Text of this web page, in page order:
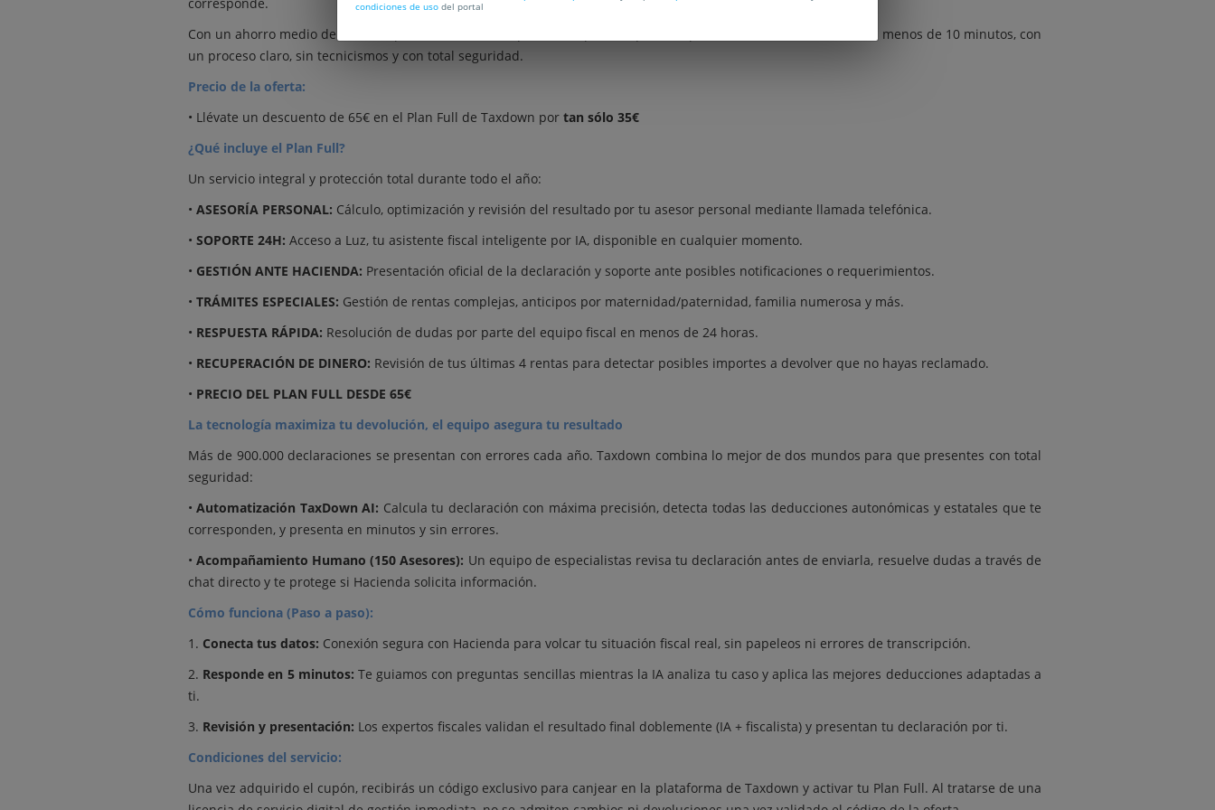
Con un ahorro medio de 350€ al aplicar deducciones que suelen pasarse por alto, podrás hacer tu declaración en menos de 10 minutos, con
un proceso claro, sin tecnicismos y con total seguridad.
Precio de la oferta:
• Llévate un descuento de 65€ en el Plan Full de Taxdown por tan sólo 35€
¿Qué incluye el Plan Full?
Un servicio integral y protección total durante todo el año:
• ASESORÍA PERSONAL: Cálculo, optimización y revisión del resultado por tu asesor personal mediante llamada telefónica.
• SOPORTE 24H: Acceso a Luz, tu asistente fiscal inteligente por IA, disponible en cualquier momento.
• GESTIÓN ANTE HACIENDA: Presentación oficial de la declaración y soporte ante posibles notificaciones o requerimientos.
• TRÁMITES ESPECIALES: Gestión de rentas complejas, anticipos por maternidad/paternidad, familia numerosa y más.
• RESPUESTA RÁPIDA: Resolución de dudas por parte del equipo fiscal en menos de 24 horas.
• RECUPERACIÓN DE DINERO: Revisión de tus últimas 4 rentas para detectar posibles importes a devolver que no hayas reclamado.
• PRECIO DEL PLAN FULL DESDE 65€
La tecnología maximiza tu devolución, el equipo asegura tu resultado
Más de 900.000 declaraciones se presentan con errores cada año. Taxdown combina lo mejor de dos mundos para que presentes con total
seguridad:
•Automatización TaxDown AI: Calcula tu declaración con máxima precisión, detecta todas las deducciones autonómicas y estatales que te
corresponden, y presenta en minutos y sin errores.
•Acompañamiento Humano (150 Asesores): Un equipo de especialistas revisa tu declaración antes de enviarla, resuelve dudas a través de
chat directo y te protege si Hacienda solicita información.
Cómo funciona (Paso a paso):
1. Conecta tus datos: Conexión segura con Hacienda para volcar tu situación fiscal real, sin papeleos ni errores de transcripción.
2. Responde en 5 minutos: Te guiamos con preguntas sencillas mientras la IA analiza tu caso y aplica las mejores deducciones adaptadas a
ti.
3. Revisión y presentación: Los expertos fiscales validan el resultado final doblemente (IA + fiscalista) y presentan tu declaración por ti.
Condiciones del servicio:
Una vez adquirido el cupón, recibirás un código exclusivo para canjear en la plataforma de Taxdown y activar tu Plan Full. Al tratarse de una
condiciones de uso del portal